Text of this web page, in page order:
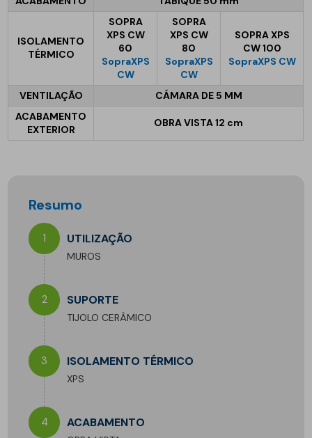
ISOLAMENTO
TÉRMICO
SOPRA
XPS CW
60
SopraXPS
CW
SOPRA
XPS CW
80
SopraXPS
CW
SOPRA XPS
CW 100
SopraXPS CW
VENTILAÇÃO
CÁMARA DE 5 MM
ACABAMENTO
EXTERIOR
OBRA VISTA 12 cm
Resumo
1 UTILIZAÇÃO
MUROS
2 SUPORTE
TIJOLO CERÂMICO
3 ISOLAMENTO TÉRMICO
XPS
4 ACABAMENTO